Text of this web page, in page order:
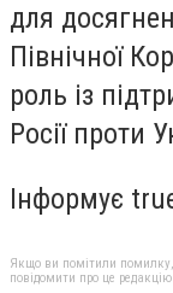
для
Північної
роль із
Росії проти
Інформує
Якщо ви помітили помилку,
повідомити про це редакцію